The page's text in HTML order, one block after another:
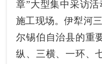
章”大型集中采访
施工现场。伊犁河
尔锡伯自治县的重
纵、三横、一环、